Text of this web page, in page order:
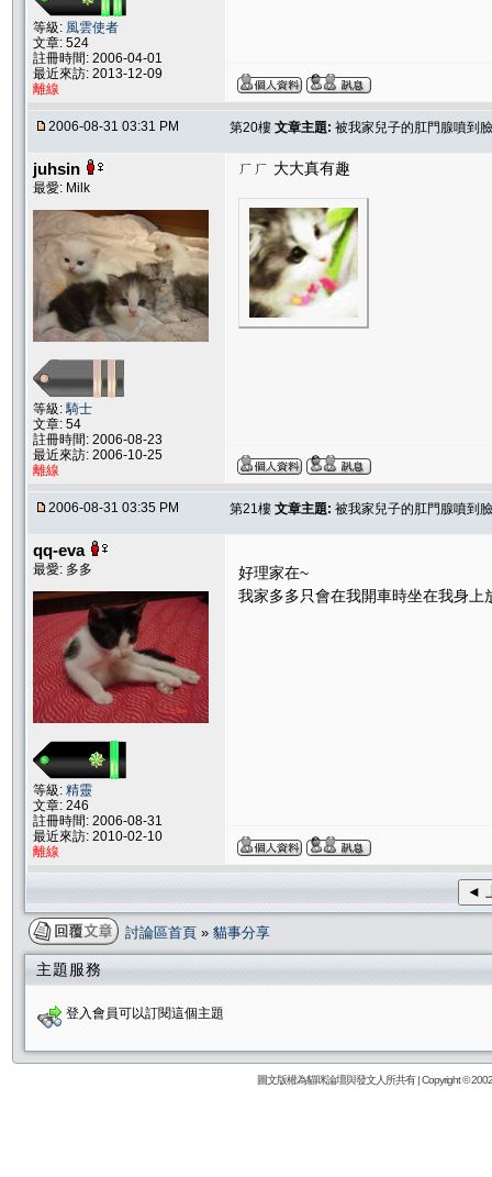
等級: 風雲使者
文章: 524
註冊時間: 2006-04-01
最近來訪: 2013-12-09
離線
2006-08-31 03:31 PM 第20樓 文章主題: 被我家兒子的肛門腺噴到
juhsin
最愛: Milk
等級:騎士
文章: 54
註冊時間: 2006-08-23
最近來訪: 2006-10-25
離線
ㄏㄏ 大大真有趣
2006-08-31 03:35 PM 第21樓 文章主題: 被我家兒子的肛門腺噴到
qq-eva
最愛: 多多
等級: 精靈
文章: 246
註冊時間: 2006-08-31
最近來訪: 2010-02-10
離線
好理家在~
我家多多只會在我開車時坐在我身上
◄
討論區首頁 » 貓事分享
主題服務
登入會員可以訂閱這個主題
圖文版權為貓咪論壇與發文人所共有 | Copyright ©